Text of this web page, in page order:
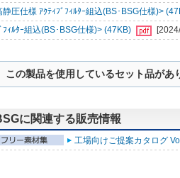
圧仕様 ｱｸﾃｨﾌﾞﾌｨﾙﾀｰ組込(BS･BSG仕様)>
ｨﾙﾀｰ組込(BS･BSG仕様)> (47KB)
この製品を使用しているセット品があ
に関連する販売情報
工場向けご提案カタログ